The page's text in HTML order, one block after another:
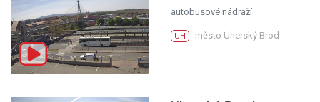
autobusové nádraží
UH město Uherský Brod